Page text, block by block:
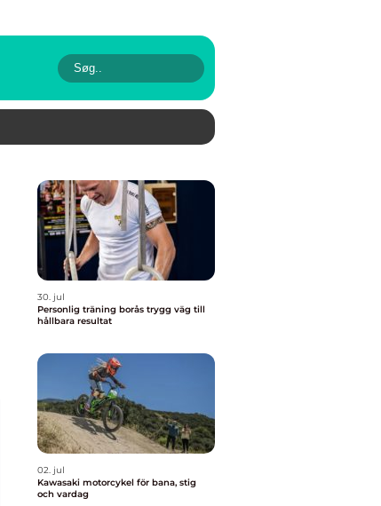
30. jul
Personlig träning borås trygg väg till
hållbara resultat
02. jul
Kawasaki motorcykel för bana, stig
och vardag